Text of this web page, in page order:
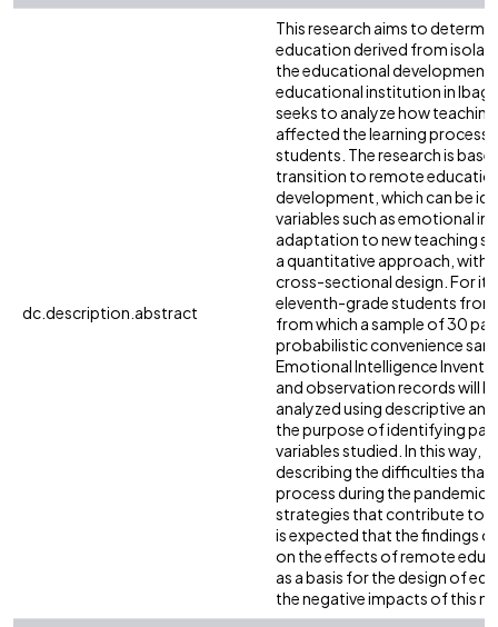
dc.description.abstract
This research aims to
education derived from
the educational development
educational institution in
seeks to analyze how
affected the learning process
students. The research is
transition to remote
development, which can be
variables such as emotional
adaptation to new teaching
a quantitative approach, with
cross-sectional design. For
eleventh-grade students
from which a sample of 30
probabilistic convenience
Emotional Intelligence
and observation records will
analyzed using descriptive
the purpose of identifying
variables studied. In this way,
describing the difficulties that
process during the pandemic
strategies that contribute to
is expected that the findings
on the effects of remote
as a basis for the design of
the negative impacts of this